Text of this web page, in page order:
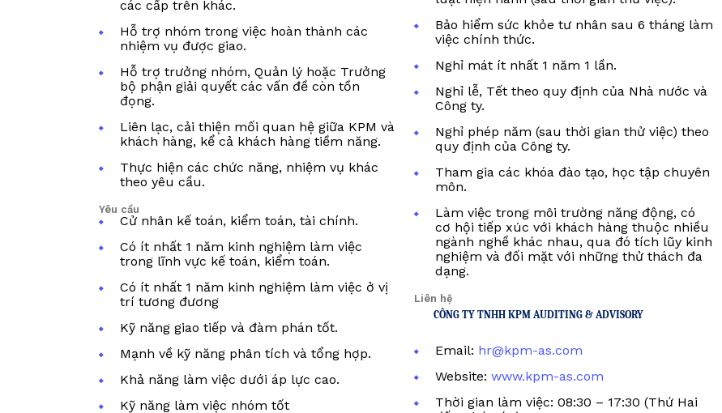
các cấp trên khác.
Hỗ trợ nhóm trong việc hoàn thành các
nhiệm vụ được giao.
Hỗ trợ trưởng nhóm, Quản lý hoặc Trưởng
bộ phận giải quyết các vấn đề còn tồn
đọng.
Liên lạc, cải thiện mối quan hệ giữa KPM và
khách hàng, kể cả khách hàng tiềm năng.
Thực hiện các chức năng, nhiệm vụ khác
theo yêu cầu.
Yêu cầu
Cử nhân kế toán, kiểm toán, tài chính.
Có ít nhất 1 năm kinh nghiệm làm việc
trong lĩnh vực kế toán, kiểm toán.
Có ít nhất 1 năm kinh nghiệm làm việc ở vị
trí tương đương
Kỹ năng giao tiếp và đàm phán tốt.
Mạnh về kỹ năng phân tích và tổng hợp.
Khả năng làm việc dưới áp lực cao.
Kỹ năng làm việc nhóm tốt
Bảo hiểm sức khỏe tư nhân sau 6 tháng làm
việc chính thức.
Nghỉ mát ít nhất 1 năm 1 lần.
Nghỉ lễ, Tết theo quy định của Nhà nước và
Công ty.
Nghỉ phép năm (sau thời gian thử việc) theo
quy định của Công ty.
Tham gia các khóa đào tạo, học tập chuyên
môn.
Làm việc trong môi trường năng động, có
cơ hội tiếp xúc với khách hàng thuộc nhiều
ngành nghề khác nhau, qua đó tích lũy kinh
nghiệm và đối mặt với những thử thách đa
dạng.
Liên hệ
CÔNG TY TNHH KPM AUDITING & ADVISORY
Email: hr@kpm-as.com
Website: www.kpm-as.com
Thời gian làm việc: 08:30 – 17:30 (Thứ Hai